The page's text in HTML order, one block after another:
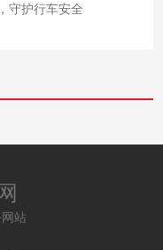
守护行车安全
站